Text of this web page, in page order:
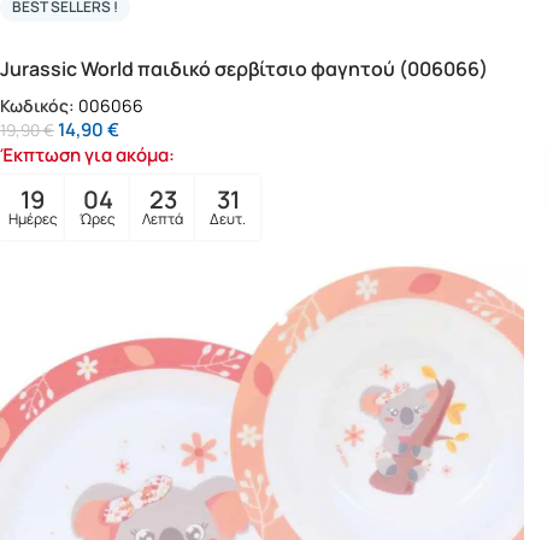
BEST SELLERS !
Jurassic World παιδικό σερβίτσιο φαγητού (006066)
Κωδικός: 006066
19,90€14,90€
Έκπτωση για ακόμα:
19
Ημέρες
04
Ώρες
23
Λεπτά
29
Δευτ.